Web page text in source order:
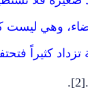
وهي ليست
تزداد كثيراً
.
[2]
.